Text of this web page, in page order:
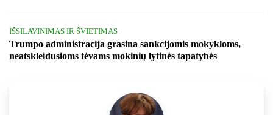
IŠSILAVINIMAS IR ŠVIETIMAS
Trumpo administracija grasina sankcijomis mokykloms,
neatskleidusioms tėvams mokinių lytinės tapatybės